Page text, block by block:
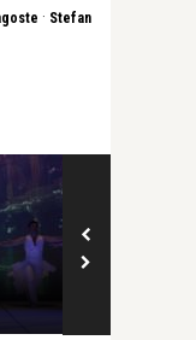
· Stefan